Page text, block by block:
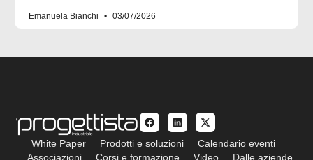
Emanuela Bianchi 03/07/2026
White Paper Prodotti e soluzioni
Calendario eventi
Associazioni
Corsi e formazione Video Dalle aziende